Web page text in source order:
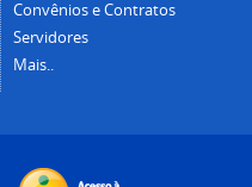
Convênios e Contratos
Servidores
Mais..